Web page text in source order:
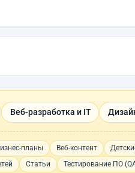
Веб-разработка и IT
планы Веб-контент
Статьи Тестирование ПО